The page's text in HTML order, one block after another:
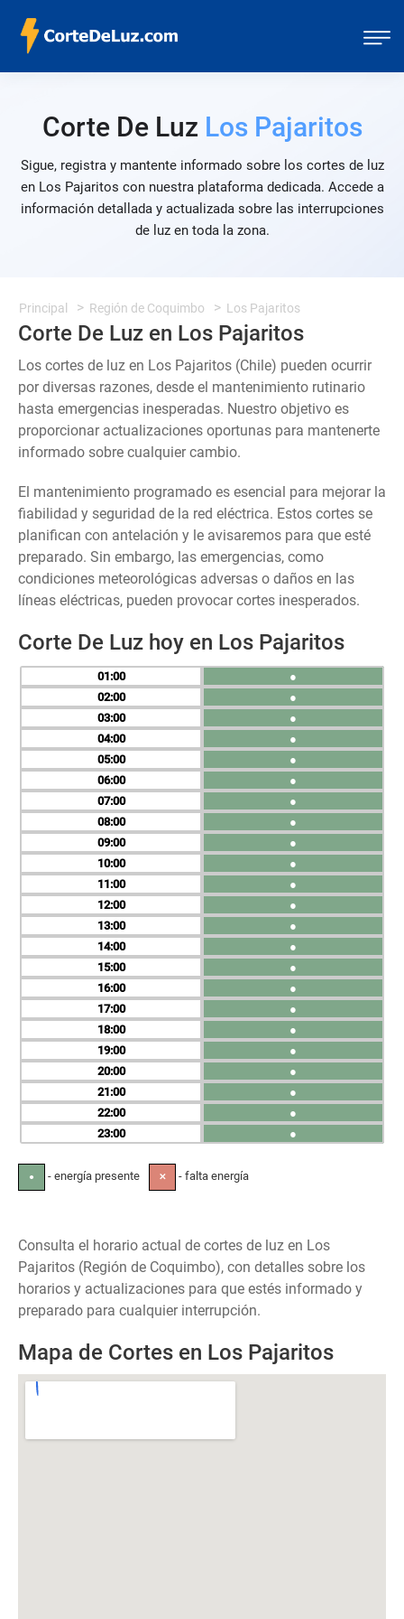
Corte De Luz Los Pajaritos
Sigue, registra y mantente informado sobre los cortes de luz
en Los Pajaritos con nuestra plataforma dedicada. Accede a
información detallada y actualizada sobre las interrupciones
de luz en toda la zona.
Principal Región de Coquimbo Los Pajaritos
Corte De Luz en Los Pajaritos
Los cortes de luz en Los Pajaritos (Chile) pueden ocurrir
por diversas razones, desde el mantenimiento rutinario
hasta emergencias inesperadas. Nuestro objetivo es
proporcionar actualizaciones oportunas para mantenerte
informado sobre cualquier cambio.
El mantenimiento programado es esencial para mejorar la
fiabilidad y seguridad de la red eléctrica. Estos cortes se
planifican con antelación y le avisaremos para que esté
preparado. Sin embargo, las emergencias, como
condiciones meteorológicas adversas o daños en las
líneas eléctricas, pueden provocar cortes inesperados.
Corte De Luz hoy en Los Pajaritos
01
02
03
04
05
06
07
08
09
10
11
12
13
14
15
16
17
18
19
20
21
22
23
●
●
●
●
●
●
●
●
●
●
●
●
●
●
●
●
●
●
●
●
●
●
●
● - energía presente ✕ - falta energía
Consulta el horario actual de cortes de luz en Los
Pajaritos (Región de Coquimbo), con detalles sobre los
horarios y actualizaciones para que estés informado y
preparado para cualquier interrupción.
Mapa de Cortes en Los Pajaritos